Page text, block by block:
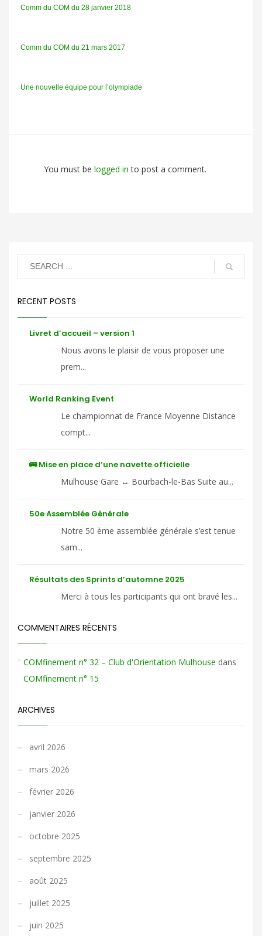
Comm du COM du 28 janvier 2018
Comm du COM du 21 mars 2017
Une nouvelle équipe pour l’olympiade
You must be logged into post a comment.
RECENT POSTS
Livret d’accueil – version 1
Nous avons le plaisir de vous proposer une
prem...
World Ranking Event
Le championnat de France Moyenne Distance
compt...
🚌 Mise en place d’une navette officielle
Mulhouse Gare ↔ Bourbach-le-Bas Suite au...
50e Assemblée Générale
Notre 50 ème assemblée générale s’est tenue
sam...
Résultats des Sprints d’automne 2025
Merci à tous les participants qui ont bravé les...
COMMENTAIRES RÉCENTS
COMfinement n° 32 – Club d'Orientation Mulhouse dans
COMfinement n° 15
ARCHIVES
avril 2026
mars 2026
février 2026
janvier 2026
octobre 2025
septembre 2025
août 2025
juillet 2025
juin 2025